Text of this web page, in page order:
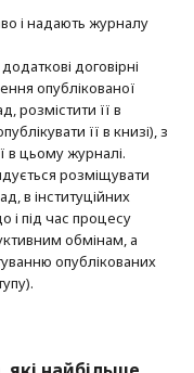
і надають журналу
договірні
опублікованої
розмістити її в
її в книзі), з
в цьому журналі.
розміщувати
в інституційних
і під час процесу
обмінам, а
опубліко­ва­них